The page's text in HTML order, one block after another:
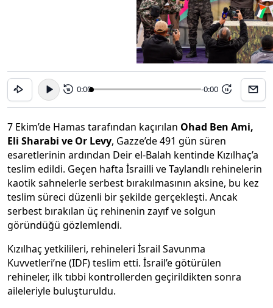
15 0:00 -0:00 15
7 Ekim’de Hamas tarafından kaçırılan Ohad Ben Ami,
Eli Sharabi ve Or Levy, Gazze’de 491 gün süren
esaretlerinin ardından Deir el-Balah kentinde Kızılhaç’a
teslim edildi. Geçen hafta İsrailli ve Taylandlı rehinelerin
kaotik sahnelerle serbest bırakılmasının aksine, bu kez
teslim süreci düzenli bir şekilde gerçekleşti. Ancak
serbest bırakılan üç rehinenin zayıf ve solgun
göründüğü gözlemlendi.
Kızılhaç yetkilileri, rehineleri İsrail Savunma
Kuvvetleri’ne (IDF) teslim etti. İsrail’e götürülen
rehineler, ilk tıbbi kontrollerden geçirildikten sonra
aileleriyle buluşturuldu.